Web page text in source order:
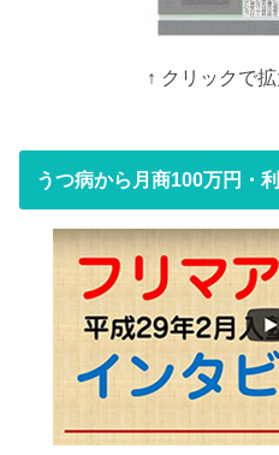
↑ クリックで拡
うつ病から月商100万円・